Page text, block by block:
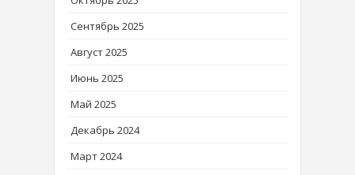
Сентябрь 2025
Август 2025
Июнь 2025
Май 2025
Декабрь 2024
Март 2024